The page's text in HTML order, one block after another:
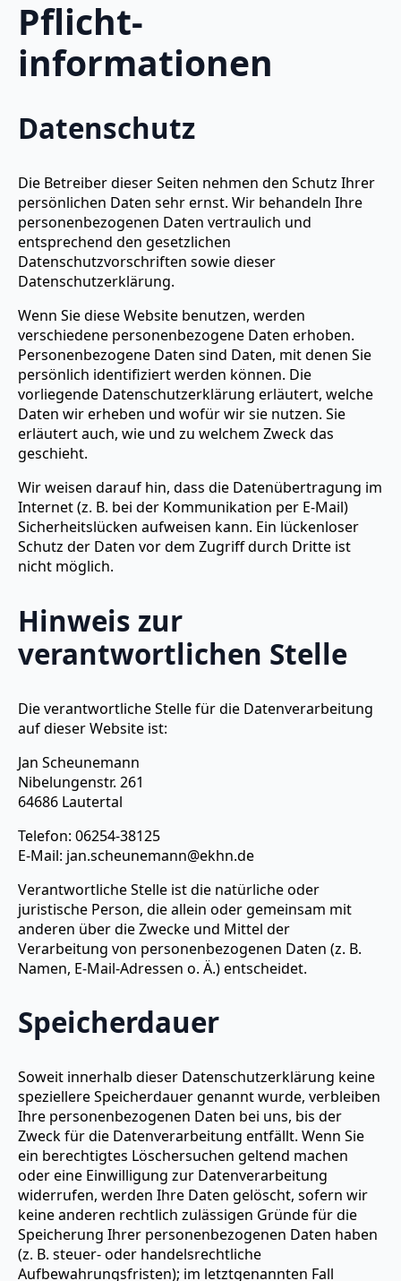
Pflicht­
informationen
Datenschutz
Die Betreiber dieser Seiten nehmen den Schutz Ihrer
persönlichen Daten sehr ernst. Wir behandeln Ihre
personenbezogenen Daten vertraulich und
entsprechend den gesetzlichen
Datenschutzvorschriften sowie dieser
Datenschutzerklärung.
Wenn Sie diese Website benutzen, werden
verschiedene personenbezogene Daten erhoben.
Personenbezogene Daten sind Daten, mit denen Sie
persönlich identifiziert werden können. Die
vorliegende Datenschutzerklärung erläutert, welche
Daten wir erheben und wofür wir sie nutzen. Sie
erläutert auch, wie und zu welchem Zweck das
geschieht.
Wir weisen darauf hin, dass die Datenübertragung im
Internet (z. B. bei der Kommunikation per E-Mail)
Sicherheitslücken aufweisen kann. Ein lückenloser
Schutz der Daten vor dem Zugriff durch Dritte ist
nicht möglich.
Hinweis zur
verantwortlichen Stelle
Die verantwortliche Stelle für die Datenverarbeitung
auf dieser Website ist:
Jan Scheunemann
Nibelungenstr. 261
64686 Lautertal
Telefon: 06254-38125
E-Mail: jan.scheunemann@ekhn.de
Verantwortliche Stelle ist die natürliche oder
juristische Person, die allein oder gemeinsam mit
anderen über die Zwecke und Mittel der
Verarbeitung von personenbezogenen Daten (z. B.
Namen, E-Mail-Adressen o. Ä.) entscheidet.
Speicherdauer
Soweit innerhalb dieser Datenschutzerklärung keine
speziellere Speicherdauer genannt wurde, verbleiben
Ihre personenbezogenen Daten bei uns, bis der
Zweck für die Datenverarbeitung entfällt. Wenn Sie
ein berechtigtes Löschersuchen geltend machen
oder eine Einwilligung zur Datenverarbeitung
widerrufen, werden Ihre Daten gelöscht, sofern wir
keine anderen rechtlich zulässigen Gründe für die
Speicherung Ihrer personenbezogenen Daten haben
(z. B. steuer- oder handelsrechtliche
Aufbewahrungsfristen); im letztgenannten Fall